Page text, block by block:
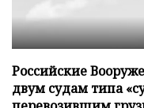
Российские
двум судам типа